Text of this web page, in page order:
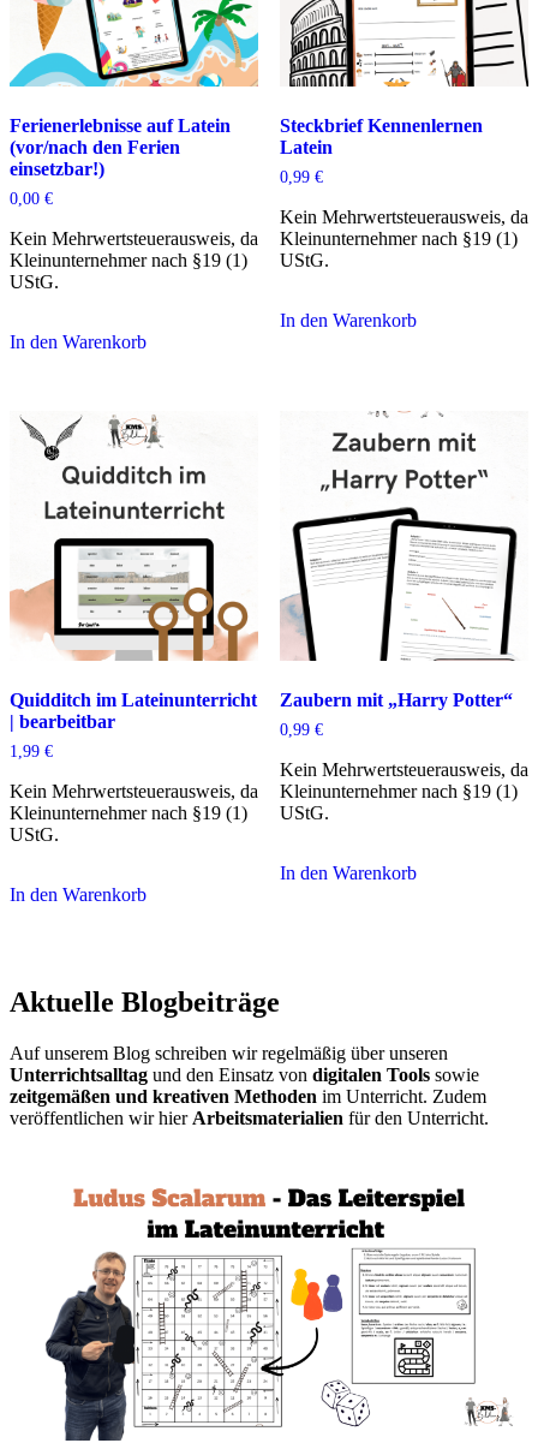
Ferienerlebnisse auf Latein
(vor/nach den Ferien
einsetzbar!)
0,00 €
Kein Mehrwertsteuerausweis, da
Kleinunternehmer nach §19 (1)
UStG.
In den Warenkorb
Steckbrief Kennenlernen
Latein
0,99 €
Kein Mehrwertsteuerausweis, da
Kleinunternehmer nach §19 (1)
UStG.
In den Warenkorb
Quidditch im Lateinunterricht
| bearbeitbar
1,99 €
Kein Mehrwertsteuerausweis, da
Kleinunternehmer nach §19 (1)
UStG.
In den Warenkorb
Zaubern mit „Harry Potter“
0,99 €
Kein Mehrwertsteuerausweis, da
Kleinunternehmer nach §19 (1)
UStG.
In den Warenkorb
Aktuelle Blogbeiträge
Auf unserem Blog schreiben wir regelmäßig über unseren
Unterrichtsalltag und den Einsatz von digitalen Tools sowie
zeitgemäßen und kreativen Methoden im Unterricht. Zudem
veröffentlichen wir hier Arbeitsmaterialien für den Unterricht.